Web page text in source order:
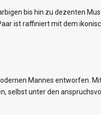
bis hin zu dezenten
ist raffiniert mit dem
Mannes entworfen.
selbst unter den